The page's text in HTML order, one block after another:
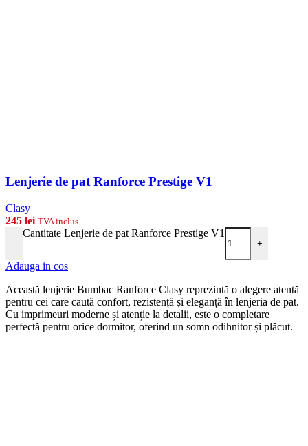
Lenjerie de pat Ranforce Prestige V1
Clasy
245 lei TVA inclus
-
Cantitate Lenjerie de pat Ranforce Prestige V1
+
Adauga in cos
Această lenjerie Bumbac Ranforce Clasy reprezintă o alegere atentă
pentru cei care caută confort, rezistență și eleganță în lenjeria de pat.
Cu imprimeuri moderne și atenție la detalii, este o completare
perfectă pentru orice dormitor, oferind un somn odihnitor și plăcut.